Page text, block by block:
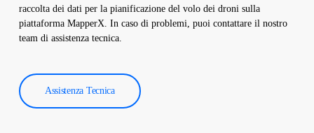
raccolta dei dati per la pianificazione del volo dei droni sulla
piattaforma MapperX. In caso di problemi, puoi contattare il nostro
team di assistenza tecnica.
Assistenza Tecnica